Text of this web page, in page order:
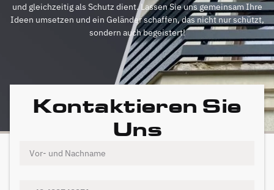
und gleichzeitig als Schutz dient. Lassen Sie uns gemeinsam Ihre
Ideen umsetzen und ein Geländer schaffen, das nicht nur schützt,
sondern auch begeistert!
Kontaktieren Sie
Uns